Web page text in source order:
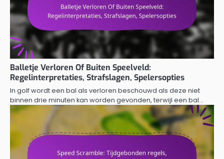
Balletje Verloren Of Buiten Speelveld:
Regelinterpretaties, Strafslagen, Spelersopties
In golf wordt een bal als verloren beschouwd als deze niet
binnen drie minuten kan worden gevonden, terwijl een bal…